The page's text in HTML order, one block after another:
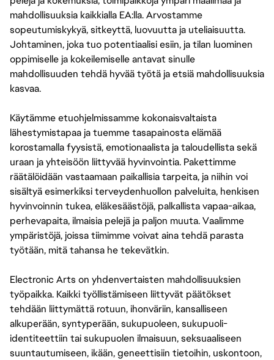
mahdollisuuksia kaikkialla EA:lla. Arvostamme
sopeutumiskykyä, sitkeyttä, luovuutta ja uteliaisuutta.
Johtaminen, joka tuo potentiaalisi esiin, ja tilan luominen
oppimiselle ja kokeilemiselle antavat sinulle
mahdollisuuden tehdä hyvää työtä ja etsiä mahdollisuuksia
kasvaa.
Käytämme etuohjelmissamme kokonaisvaltaista
lähestymistapaa ja tuemme tasapainosta elämää
korostamalla fyysistä, emotionaalista ja taloudellista sekä
uraan ja yhteisöön liittyvää hyvinvointia. Pakettimme
räätälöidään vastaamaan paikallisia tarpeita, ja niihin voi
sisältyä esimerkiksi terveydenhuollon palveluita, henkisen
hyvinvoinnin tukea, eläkesäästöjä, palkallista vapaa-aikaa,
perhevapaita, ilmaisia pelejä ja paljon muuta. Vaalimme
ympäristöjä, joissa tiimimme voivat aina tehdä parasta
työtään, mitä tahansa he tekevätkin.
Electronic Arts on yhdenvertaisten mahdollisuuksien
työpaikka. Kaikki työllistämiseen liittyvät päätökset
tehdään liittymättä rotuun, ihonväriin, kansalliseen
alkuperään, syntyperään, sukupuoleen, sukupuoli-
identiteettiin tai sukupuolen ilmaisuun, seksuaaliseen
suuntautumiseen, ikään, geneettisiin tietoihin, uskontoon,